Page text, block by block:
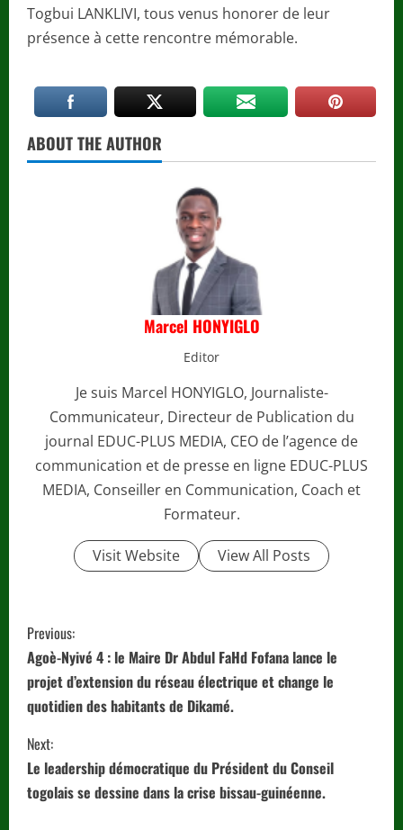
Togbui LANKLIVI, tous venus honorer de leur
présence à cette rencontre mémorable.
ABOUT THE AUTHOR
Marcel HONYIGLO
Editor
Je suis Marcel HONYIGLO, Journaliste-
Communicateur, Directeur de Publication du
journal EDUC-PLUS MEDIA, CEO de l’agence de
communication et de presse en ligne EDUC-PLUS
MEDIA, Conseiller en Communication, Coach et
Formateur.
Visit Website View All Posts
C
o
n
t
i
Previous:
Agoè-Nyivé 4 : le Maire Dr Abdul FaHd Fofana lance le
projet d’extension du réseau électrique et change le
quotidien des habitants de Dikamé.
Next:
Le leadership démocratique du Président du Conseil
togolais se dessine dans la crise bissau-guinéenne.